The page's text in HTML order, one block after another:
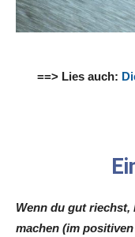
==> Lies auch:
Wenn du gut riechst,
machen (im